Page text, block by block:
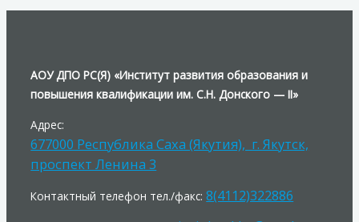
АОУ ДПО РС(Я) «Институт развития образования и
повышения квалификации им. С.Н. Донского — II»
Адрес:
677000 Республика Саха (Якутия), г. Якутск,
проспект Ленина 3
Контактный телефон тел./факс:8(4112)322886